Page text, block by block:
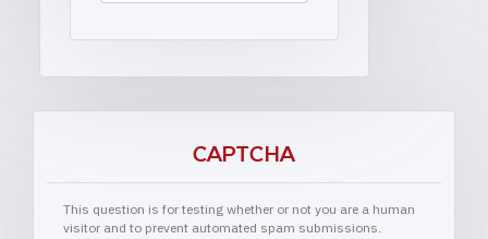
CAPTCHA
This question is for testing whether or not you are a human
visitor and to prevent automated spam submissions.